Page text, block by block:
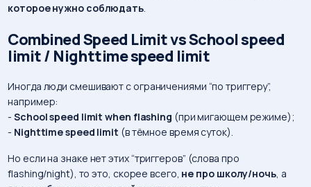
которое нужно соблюдать.
Combined Speed Limit vs School speed
limit / Nighttime speed limit
Иногда люди смешивают с ограничениями “по триггеру”,
например:
-School speed limit when flashing (при мигающем режиме);
- Nighttime speed limit (в тёмное время суток).
Но если на знаке нет этих “триггеров” (слова про
flashing/night), то это, скорее всего, не про школу/ночь, а